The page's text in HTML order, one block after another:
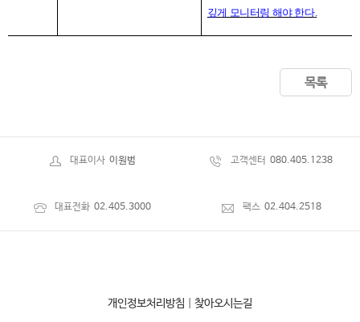
깊게 모니터링 해야 한다.
목록
대표이사 이원범 고객센터 080.405.1238
대표전화 02.405.3000 팩스 02.404.2518
개인정보처리방침 찾아오시는길